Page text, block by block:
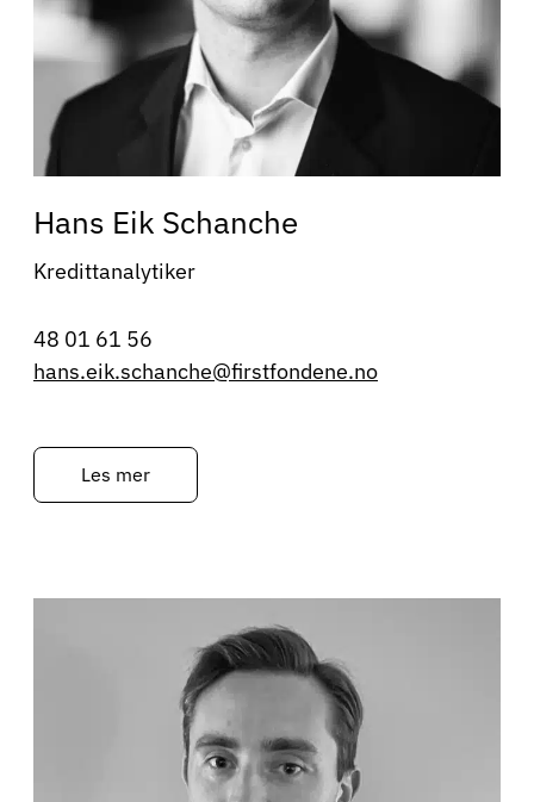
Hans Eik Schanche
Kredittanalytiker
48 01 61 56
hans.eik.schanche@firstfondene.no
Les mer